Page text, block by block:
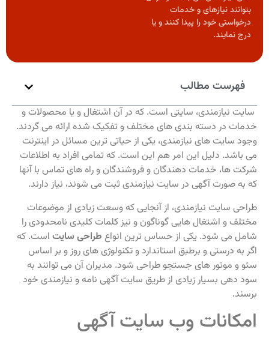
بتوانند نیازهای و خدمات
درخواستی خود را پیدا کنند و یا
درج نمایند.
فهرست مطالب
سایت نیازمندی، سایتی است. که در آن اشتغال و یا محصولات و
خدمات در دسته بندی های مختلف و تفکیک شده ارائه می گردند.
وجود سایت های نیازمندی، یکی از حیاتی ترین مسائل در اینترنت
می باشد. دلیل این امر هم این است. که تمامی افراد به اطلاعات
شرکت ها، خدمات دهندگان و فروشندگان و راه های تماس با آنها
که به صورت آگهی در سایت نیازمندی ثبت می شوند، نیاز دارند.
طراحی سایت نیازمندی، از آنجایی که وسعت زیادی از موضوعات
مختلف و اشتغال هایی گوناگون و نیز کلمات کلیدی نامحدودی را
شامل می شود. یکی از حساس ترین انواع طراحی سایت است. که
اگر به درستی و برطبق استاندارد و تکنولوژی های روز و بر اساس
سئو و موتور های جستجو طراحی شود. مدیران آن می توانند به
سود دهی بسیار زیادی از طریق سایت آگهی نامه و نیازمندی خود
برسند.
امکانات وب‌ سایت آگهی